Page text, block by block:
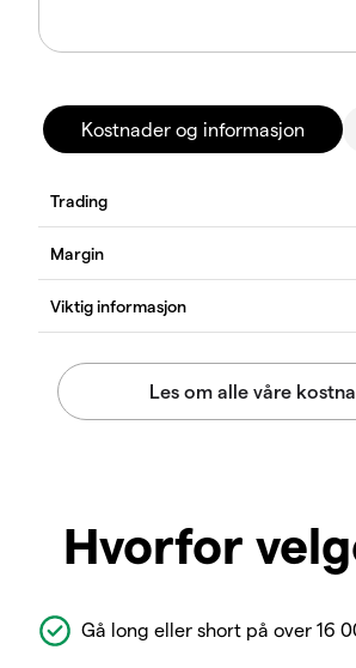
Kostnader og informasjon
Hvorfor
Gå long eller short på over 16